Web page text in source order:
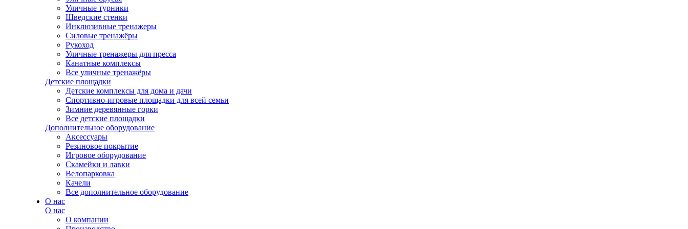
Уличные турники
Шведские стенки
Инклюзивные тренажеры
Силовые тренажёры
Рукоход
Уличные тренажеры для пресса
Канатные комплексы
Все уличные тренажёры
Детские площадки
Детские комплексы для дома и дачи
Спортивно-игровые площадки для всей семьи
Зимние деревянные горки
Все детские площадки
Дополнительное оборудование
Аксессуары
Резиновое покрытие
Игровое оборудование
Скамейки и лавки
Велопарковка
Качели
Все дополнительное оборудование
О нас
О нас
О компании